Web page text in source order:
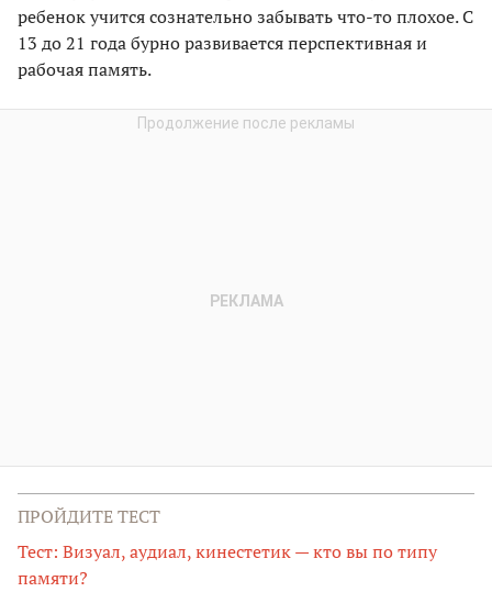
ребенок учится сознательно забывать что-то плохое. С
13 до 21 года бурно развивается перспективная и
рабочая память.
ПРОЙДИТЕ ТЕСТ
Тест: Визуал, аудиал, кинестетик — кто вы по типу
памяти?